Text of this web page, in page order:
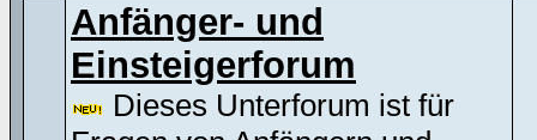
Anfänger- und
Einsteigerforum
Dieses Unterforum ist für